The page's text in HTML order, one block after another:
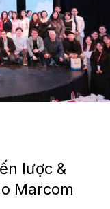
lược &
Marcom